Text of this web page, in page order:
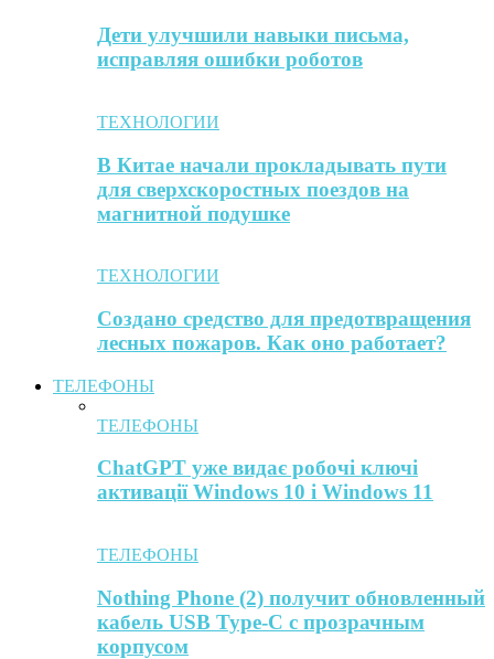
Дети улучшили навыки письма,
исправляя ошибки роботов
ТЕХНОЛОГИИ
В Китае начали прокладывать пути
для сверхскоростных поездов на
магнитной подушке
ТЕХНОЛОГИИ
Создано средство для предотвращения
лесных пожаров. Как оно работает?
ТЕЛЕФОНЫ
ТЕЛЕФОНЫ
ChatGPT уже видає робочі ключі
активації Windows 10 і Windows 11
ТЕЛЕФОНЫ
Nothing Phone (2) получит обновленный
кабель USB Type-C с прозрачным
корпусом